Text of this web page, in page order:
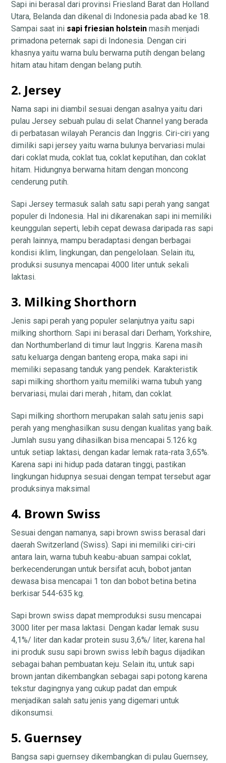
Sapi ini berasal dari provinsi Friesland Barat dan Holland
Utara, Belanda dan dikenal di Indonesia pada abad ke 18.
Sampai saat ini sapi friesian holstein masih menjadi
primadona peternak sapi di Indonesia. Dengan ciri
khasnya yaitu warna bulu berwarna putih dengan belang
hitam atau hitam dengan belang putih.
2. Jersey
Nama sapi ini diambil sesuai dengan asalnya yaitu dari
pulau Jersey sebuah pulau di selat Channel yang berada
di perbatasan wilayah Perancis dan Inggris. Ciri-ciri yang
dimiliki sapi jersey yaitu warna bulunya bervariasi mulai
dari coklat muda, coklat tua, coklat keputihan, dan coklat
hitam. Hidungnya berwarna hitam dengan moncong
cenderung putih.
Sapi Jersey termasuk salah satu sapi perah yang sangat
populer di Indonesia. Hal ini dikarenakan sapi ini memiliki
keunggulan seperti, lebih cepat dewasa daripada ras sapi
perah lainnya, mampu beradaptasi dengan berbagai
kondisi iklim, lingkungan, dan pengelolaan. Selain itu,
produksi susunya mencapai 4000 liter untuk sekali
laktasi.
3. Milking Shorthorn
Jenis sapi perah yang populer selanjutnya yaitu sapi
milking shorthorn. Sapi ini berasal dari Derham, Yorkshire,
dan Northumberland di timur laut Inggris. Karena masih
satu keluarga dengan banteng eropa, maka sapi ini
memiliki sepasang tanduk yang pendek. Karakteristik
sapi milking shorthorn yaitu memiliki warna tubuh yang
bervariasi, mulai dari merah , hitam, dan coklat.
Sapi milking shorthorn merupakan salah satu jenis sapi
perah yang menghasilkan susu dengan kualitas yang baik.
Jumlah susu yang dihasilkan bisa mencapai 5.126 kg
untuk setiap laktasi, dengan kadar lemak rata-rata 3,65%.
Karena sapi ini hidup pada dataran tinggi, pastikan
lingkungan hidupnya sesuai dengan tempat tersebut agar
produksinya maksimal
4. Brown Swiss
Sesuai dengan namanya, sapi brown swiss berasal dari
daerah Switzerland (Swiss). Sapi ini memiliki ciri-ciri
antara lain, warna tubuh keabu-abuan sampai coklat,
berkecenderungan untuk bersifat acuh, bobot jantan
dewasa bisa mencapai 1 ton dan bobot betina betina
berkisar 544-635 kg.
Sapi brown swiss dapat memproduksi susu mencapai
3000 liter per masa laktasi. Dengan kadar lemak susu
4,1%/ liter dan kadar protein susu 3,6%/ liter, karena hal
ini produk susu sapi brown swiss lebih bagus dijadikan
sebagai bahan pembuatan keju. Selain itu, untuk sapi
brown jantan dikembangkan sebagai sapi potong karena
tekstur dagingnya yang cukup padat dan empuk
menjadikan salah satu jenis yang digemari untuk
dikonsumsi.
5. Guernsey
Bangsa sapi guernsey dikembangkan di pulau Guernsey,